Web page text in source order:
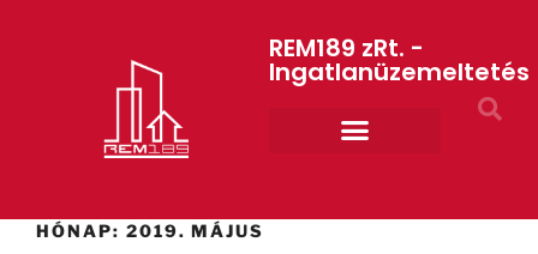
REM189 zRt. -
Ingatlanüzemeltetés
HÓNAP: 2019. MÁJUS